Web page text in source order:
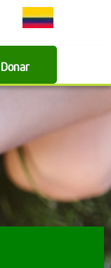
Donar